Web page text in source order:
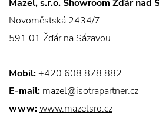
Mazel, s.r.o. Showroom Žďár nad
Novoměstská 2434/7
591 01 Žďár na Sázavou
Mobil: +420 608 878 882
E-mail: mazel@isotrapartner.cz
www:www.mazelsro.cz